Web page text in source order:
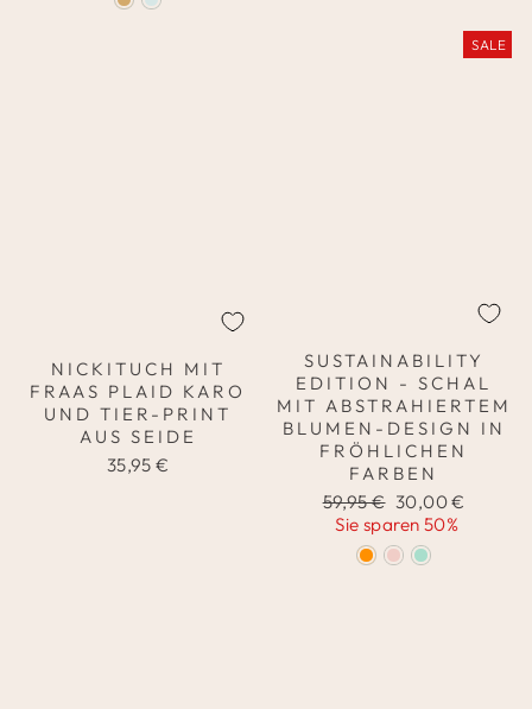
NICKITUCH MIT
FRAAS PLAID KARO
UND TIER-PRINT
AUS SEIDE
35,95 €
SALE
SUSTAINABILITY
EDITION - SCHAL
MIT ABSTRAHIERTEM
BLUMEN-DESIGN IN
FRÖHLICHEN
FARBEN
Normaler
Preis
59,95 € Sonderpreis
30,00 €
Sie sparen 50%